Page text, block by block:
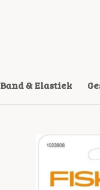
Band & Elastiek